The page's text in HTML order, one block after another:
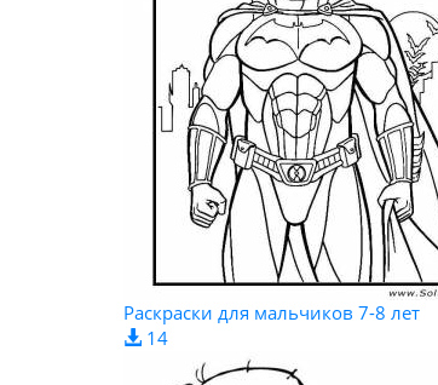
Раскраски для мальчиков 7-8 лет
14